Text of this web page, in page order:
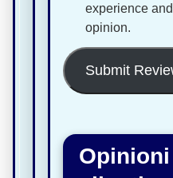
experience
opinion.
Submit